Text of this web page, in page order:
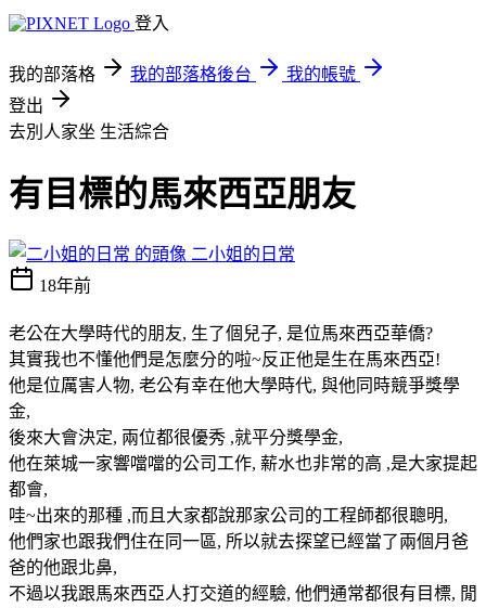
登入
我的部落格 我的部落格後台
我的帳號
登出
去別人家坐 生活綜合
有目標的馬來西亞朋友
二小姐的日常
18年前
老公在大學時代的朋友, 生了個兒子, 是位馬來西亞華僑?
其實我也不懂他們是怎麼分的啦~反正他是生在馬來西亞!
他是位厲害人物, 老公有幸在他大學時代, 與他同時競爭獎學
金,
後來大會決定, 兩位都很優秀 ,就平分獎學金,
他在萊城一家響噹噹的公司工作, 薪水也非常的高 ,是大家提起
都會,
哇~出來的那種 ,而且大家都說那家公司的工程師都很聰明,
他們家也跟我們住在同一區, 所以就去探望已經當了兩個月爸
爸的他跟北鼻,
不過以我跟馬來西亞人打交道的經驗, 他們通常都很有目標, 閒